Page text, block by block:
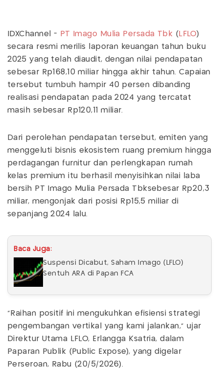
IDXChannel - PT Imago Mulia Persada Tbk ( LFLO)
secara resmi merilis laporan keuangan tahun buku
2025 yang telah diaudit, dengan nilai pendapatan
sebesar Rp168,10 miliar hingga akhir tahun. Capaian
tersebut tumbuh hampir 40 persen dibanding
realisasi pendapatan pada 2024 yang tercatat
masih sebesar Rp120,11 miliar.
Dari perolehan pendapatan tersebut, emiten yang
menggeluti bisnis ekosistem ruang premium hingga
perdagangan furnitur dan perlengkapan rumah
kelas premium itu berhasil menyisihkan nilai laba
bersih PT Imago Mulia Persada Tbksebesar Rp20,3
miliar, mengonjak dari posisi Rp15,5 miliar di
sepanjang 2024 lalu.
Baca Juga:
Suspensi Dicabut, Saham Imago (LFLO)
Sentuh ARA di Papan FCA
"Raihan positif ini mengukuhkan efisiensi strategi
pengembangan vertikal yang kami jalankan," ujar
Direktur Utama LFLO, Erlangga Ksatria, dalam
Paparan Publik (Public Expose), yang digelar
Perseroan, Rabu (20/5/2026).